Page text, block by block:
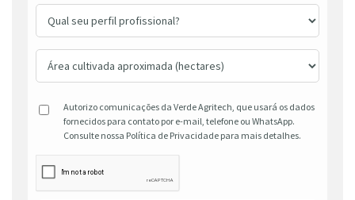
Autorizo comunicações da Verde Agritech, que usará os dados
fornecidos para contato por e-mail, telefone ou WhatsApp.
Consulte nossa Política de Privacidade para mais detalhes.